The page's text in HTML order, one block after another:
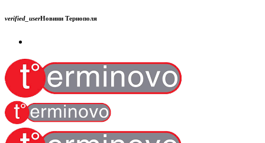
verified_userНовини Тернополя